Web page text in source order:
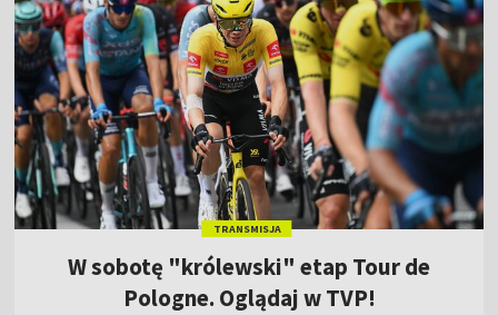
TRANSMISJA
W sobotę "królewski" etap Tour de
Pologne. Oglądaj w TVP!